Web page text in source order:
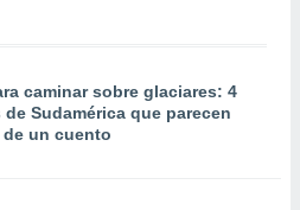
caminar sobre glaciares: 4
Sudamérica que parecen
un cuento